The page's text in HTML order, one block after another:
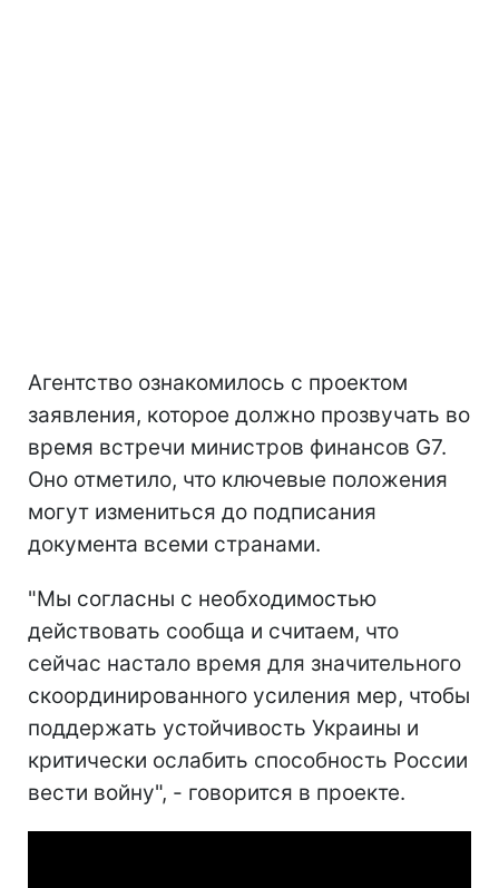
Агентство ознакомилось с проектом
заявления, которое должно прозвучать во
время встречи министров финансов G7.
Оно отметило, что ключевые положения
могут измениться до подписания
документа всеми странами.
"Мы согласны с необходимостью
действовать сообща и считаем, что
сейчас настало время для значительного
скоординированного усиления мер, чтобы
поддержать устойчивость Украины и
критически ослабить способность России
вести войну", - говорится в проекте.